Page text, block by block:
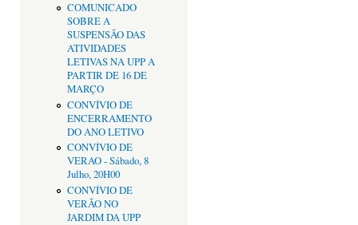
COMUNICADO
SOBRE A
SUSPENSÃO DAS
ATIVIDADES
LETIVAS NA UPP A
PARTIR DE 16 DE
MARÇO
CONVÍVIO DE
ENCERRAMENTO
DO ANO LETIVO
CONVÍVIO DE
VERAO - Sábado, 8
Julho, 20H00
CONVÍVIO DE
VERÃO NO
JARDIM DA UPP